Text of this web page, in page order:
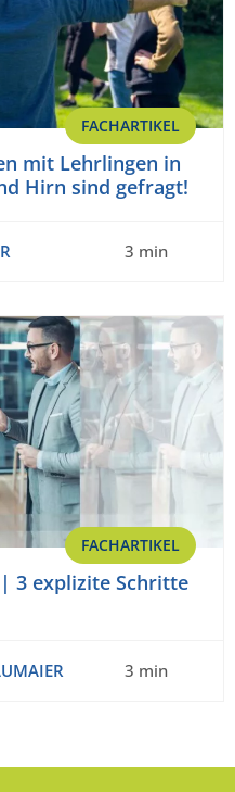
FACHARTIKEL
mit Lehrlingen in
Hirn sind gefragt!
3 min
FACHARTIKEL
3 explizite Schritte
3 min